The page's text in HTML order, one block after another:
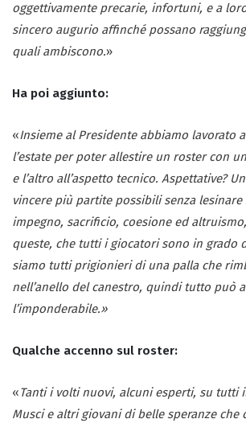
oggettivamente precarie, infortuni, e a
sincero augurio affinché possano
quali ambiscono.»
Ha poi aggiunto:
«Insieme al Presidente abbiamo lavorato
l’estate per poter allestire un roster con
e l’altro all’aspetto tecnico. Aspettative?
vincere più partite possibili senza lesinare
impegno, sacrificio, coesione ed
queste, che tutti i giocatori sono in grado
siamo tutti prigionieri di una palla che
nell’anello del canestro, quindi tutto può
l’imponderabile.»
Qualche accenno sul roster:
«Tanti i volti nuovi, alcuni esperti, su tutti
Musci e altri giovani di belle speranze che